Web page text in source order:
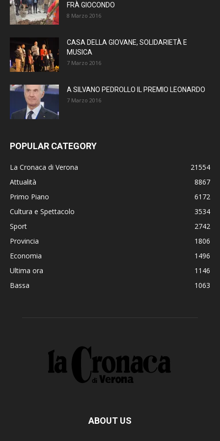
FRÀ GIOCONDO
8 Marzo 2016
CASA DELLA GIOVANE, SOLIDARIETÀ E
MUSICA
7 Marzo 2016
A SILVANO PEDROLLO IL PREMIO LEONARDO
7 Marzo 2016
POPULAR CATEGORY
La Cronaca di Verona
21554
Attualità
8867
Primo Piano
6172
Cultura e Spettacolo
3534
Sport
2742
Provincia
1806
Economia
1496
Ultima ora
1146
Bassa
1063
ABOUT US